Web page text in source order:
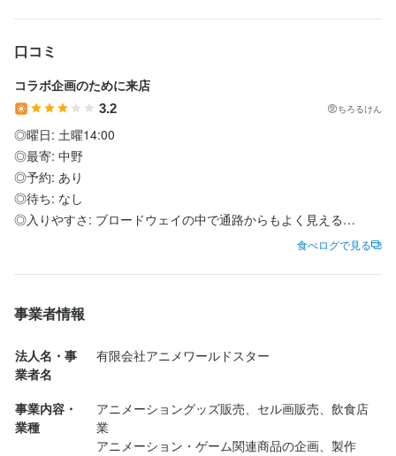
口コミ
コラボ企画のために来店
3.2 ちろるけん
◎曜日: 土曜14:00
◎最寄: 中野
◎予約: あり
◎待ち: なし
◎入りやすさ: ブロードウェイの中で通路からもよく見える
【感想】
「毎日でぶどり」のキャラクターのコラボ企画で来店。
キャラクターメインではありますが、味は、まぁ普通な感じ、、
笑
食べログで見る
事業者情報
法人名・事
業者名
有限会社アニメワールドスター
事業内容・
業種
アニメーショングッズ販売、セル画販売、飲食店
業
アニメーション・ゲーム関連商品の企画、製作
キャラクターアイテム等の販売品に関するデザインやイラストが
illustrator／Photoshop等を使用した販促デザイン、広告デザイン
可能な方
この仕事のおすすめポイント
【多様な業務の経験】
店舗運営のノウハウ、飲食店・小売店としての特徴を掛け持つ場
少人数での経営スタンスの為、自分の発送やアイデアを仕事に活
もちろん、未経験から学びたいという方には、希望に応じて指導
を仰ぎながら業務にあたって頂けます。
【学生・主婦歓迎！平日休暇OK】
水曜日が定休日なので、副業／Wワークを希望の方や土日に働き
【その他、兼任で応募可能な職種】（※追加給与は能力値に応じて
要相談）
・デザイン職
キャラクターアイテム等の販売品に関するデザインやイラストが
描ける方
illustrator／Photoshop等を使用した販促デザイン、広告デザイン
可能な方
店舗運営のノウハウ、飲食店・小売店としての特徴を掛け持つ場
【相互補完的な学び】
少人数での経営スタンスの為、自分の発送やアイデアを仕事に活
かしたい方は、積極的に意見交換が可能です。
もちろん、未経験から学びたいという方には、希望に応じて指導